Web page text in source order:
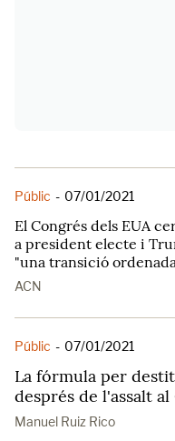
Públic - 07/01/2021
El Congrés dels EUA
a president electe i
"una transició
ACN
Públic - 07/01/2021
La fórmula per
després de l'assalt
Manuel Ruiz Rico